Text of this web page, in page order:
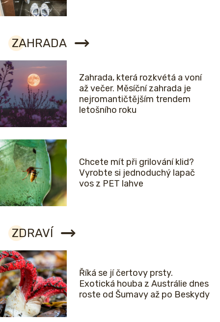
ZAHRADA
Zahrada, která rozkvétá a voní
až večer. Měsíční zahrada je
nejromantičtějším trendem
letošního roku
Chcete mít při grilování klid?
Vyrobte si jednoduchý lapač
vos z PET lahve
ZDRAVÍ
Říká se jí čertovy prsty.
Exotická houba z Austrálie dnes
roste od Šumavy až po Beskydy